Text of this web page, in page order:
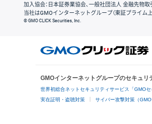
加入協会：日本証券業協会、一般社団法人 金融先物
当社はGMOインターネットグループ（東証プライム
© GMO CLICK Securities, Inc.
GMOインターネットグループのセキュリ
世界初総合ネットセキュリティサービス「GMOセ
実在証明・盗聴対策 サイバー攻撃対策（